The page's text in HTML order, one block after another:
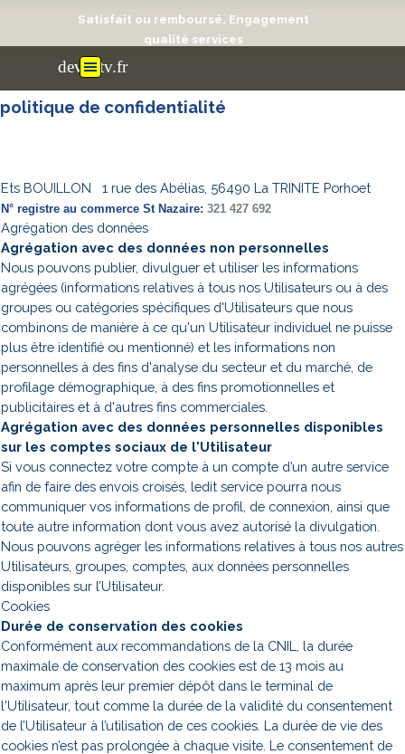
Satisfait ou remboursé, Engagement
qualité services
devis-tv.fr
Sauter le menu
politique de confidentialité
Ets BOUILLON 1 rue des Abélias, 56490 La TRINITE Porhoet
N° registre au commerce St Nazaire: 321 427 692
Agrégation des données
Agrégation avec des données non personnelles
Nous pouvons publier, divulguer et utiliser les informations
agrégées (informations relatives à tous nos Utilisateurs ou à des
groupes ou catégories spécifiques d'Utilisateurs que nous
combinons de manière à ce qu'un Utilisateur individuel ne puisse
plus être identifié ou mentionné) et les informations non
personnelles à des fins d'analyse du secteur et du marché, de
profilage démographique, à des fins promotionnelles et
publicitaires et à d'autres fins commerciales.
Agrégation avec des données personnelles disponibles
sur les comptes sociaux de l'Utilisateur
Si vous connectez votre compte à un compte d’un autre service
afin de faire des envois croisés, ledit service pourra nous
communiquer vos informations de profil, de connexion, ainsi que
toute autre information dont vous avez autorisé la divulgation.
Nous pouvons agréger les informations relatives à tous nos autres
Utilisateurs, groupes, comptes, aux données personnelles
disponibles sur l’Utilisateur.
Cookies
Durée de conservation des cookies
Conformément aux recommandations de la CNIL, la durée
maximale de conservation des cookies est de 13 mois au
maximum après leur premier dépôt dans le terminal de
l'Utilisateur, tout comme la durée de la validité du consentement
de l’Utilisateur à l’utilisation de ces cookies. La durée de vie des
cookies n’est pas prolongée à chaque visite. Le consentement de